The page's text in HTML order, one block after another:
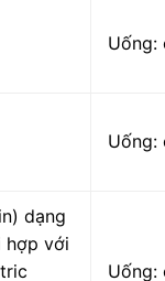
Uống:
Uống:
dạng
hợp với
Uống: